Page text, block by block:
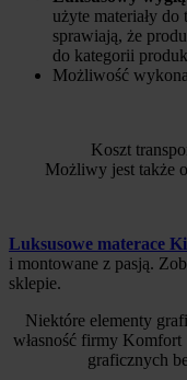
użyte materiały do
sprawiają, że
do kategorii
Możliwość
Koszt
Możliwy jest także
Luksusowe materace
i montowane z pasją.
sklepie.
Niektóre elementy
własność firmy Komfort
graficznych